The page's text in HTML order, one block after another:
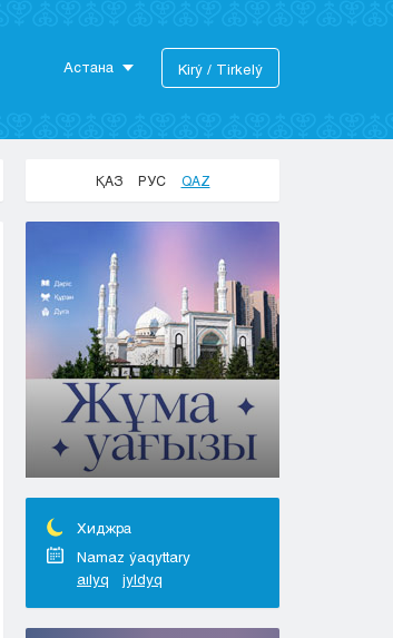
Астана
Aktobe
Jezkazgan
Karaganda
Kokshetaý
Kostanaı
Kyzylorda
Pavlodar
Petropavlovsk
Semeı
Taldykorgan
Taraz
Týrkestan
Ýralsk
Ýst-Kamenogorsk
Shymkent
Kіrý / Tіrkelý
ҚАЗ РУС QAZ
Хиджра
Namaz ýaqyttary
aılyq
jyldyq